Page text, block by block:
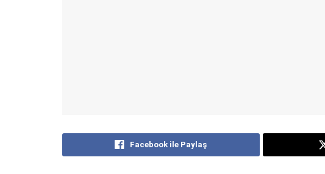
Facebook ile Paylaş